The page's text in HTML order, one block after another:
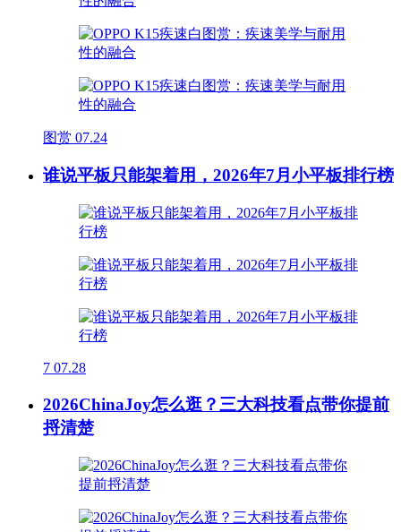
图赏 07.24
谁说平板只能架着用，2026年7月小平板排行榜
7 07.28
2026ChinaJoy怎么逛？三大科技看点带你提前
捋清楚